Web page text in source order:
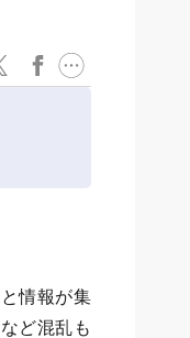
情報が集
ど混乱も